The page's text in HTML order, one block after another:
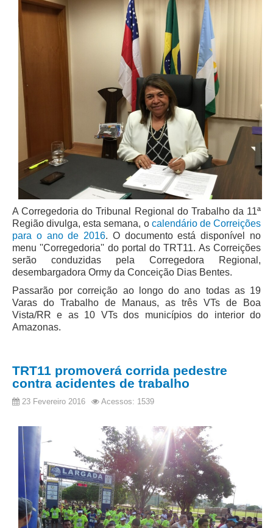
A Corregedoria do Tribunal Regional do Trabalho da 11ª
Região divulga, esta semana, o calendário de Correições
para o ano de 2016. O documento está disponível no
menu ''Corregedoria'' do portal do TRT11. As Correições
serão conduzidas pela Corregedora Regional,
desembargadora Ormy da Conceição Dias Bentes.
Passarão por correição ao longo do ano todas as 19
Varas do Trabalho de Manaus, as três VTs de Boa
Vista/RR e as 10 VTs dos municípios do interior do
Amazonas.
TRT11 promoverá corrida pedestre
contra acidentes de trabalho
23 Fevereiro 2016 Acessos: 1539